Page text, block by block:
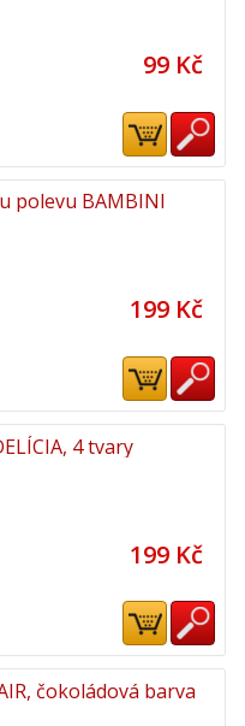
99 Kč
polevu BAMBINI
199 Kč
4 tvary
199 Kč
čokoládová barva